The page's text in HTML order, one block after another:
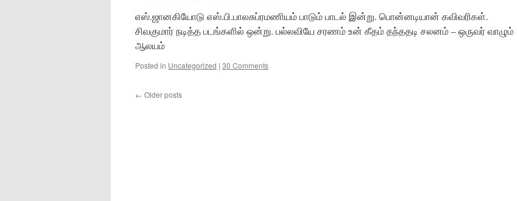
எஸ்.ஜானகியோடு எஸ்.பி.பாலசுப்ரமணியம் பாடும் பாடல் இன்று. பொன்னடியான் கவிவரிகள்.
சிவகுமார் நடித்த படங்களில் ஒன்று. பல்லவியே சரணம் உன் கீதம் தந்ததடி சலனம் – ஒருவர் வாழும்
ஆலயம்
Posted in Uncategorized | 30 Comments
← Older posts